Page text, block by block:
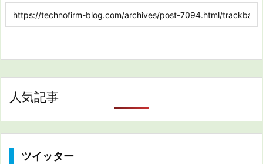
人気記事
ツイッター